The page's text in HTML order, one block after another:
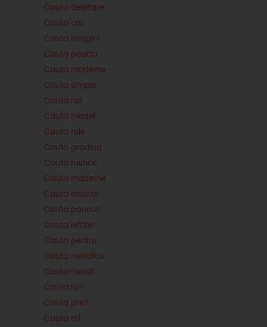
Cauta debitare
Cauta cnc
Cauta imagini
Cauta poarta
Cauta moderne
Cauta simple
Cauta noi
Cauta model
Cauta role
Cauta gradina
Cauta rustice
Cauta moderne
Cauta exterior
Cauta panouri
Cauta ieftine
Cauta pentru
Cauta metalice
Cauta metal
Cauta ia?i
Cauta pre?
Cauta ml